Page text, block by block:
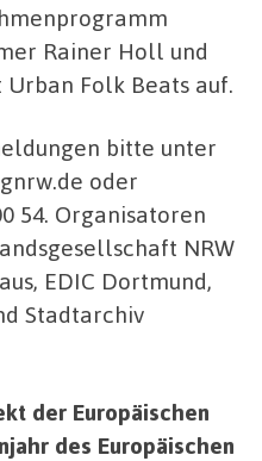
Rainer Holl und
Folk Beats auf.
bitte unter
oder
54. Organisatoren
NRW
EDIC Dortmund,
Stadtarchiv
der Europäischen
des Europäischen